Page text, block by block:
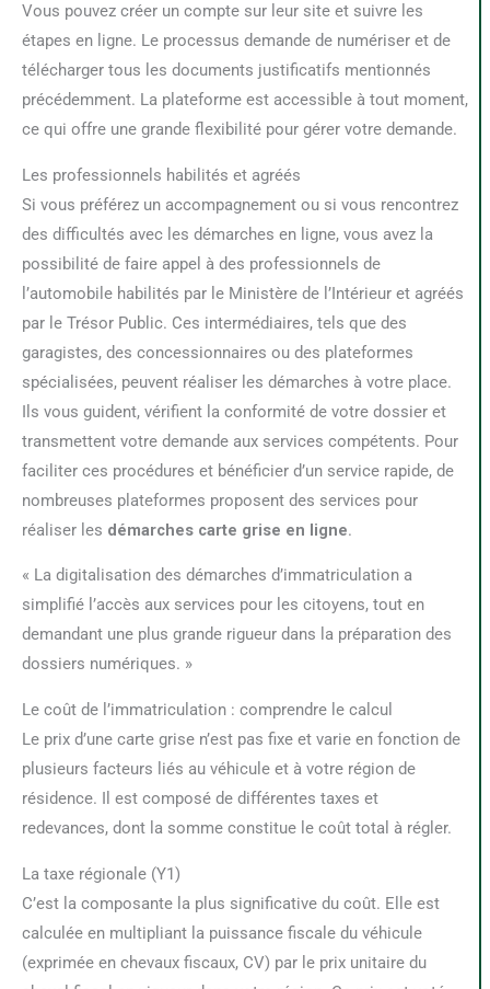
Vous pouvez créer un compte sur leur site et suivre les
étapes en ligne. Le processus demande de numériser et de
télécharger tous les documents justificatifs mentionnés
précédemment. La plateforme est accessible à tout moment,
ce qui offre une grande flexibilité pour gérer votre demande.
Les professionnels habilités et agréés
Si vous préférez un accompagnement ou si vous rencontrez
des difficultés avec les démarches en ligne, vous avez la
possibilité de faire appel à des professionnels de
l’automobile habilités par le Ministère de l’Intérieur et agréés
par le Trésor Public. Ces intermédiaires, tels que des
garagistes, des concessionnaires ou des plateformes
spécialisées, peuvent réaliser les démarches à votre place.
Ils vous guident, vérifient la conformité de votre dossier et
transmettent votre demande aux services compétents. Pour
faciliter ces procédures et bénéficier d’un service rapide, de
nombreuses plateformes proposent des services pour
réaliser les démarches carte grise en ligne.
« La digitalisation des démarches d’immatriculation a
simplifié l’accès aux services pour les citoyens, tout en
demandant une plus grande rigueur dans la préparation des
dossiers numériques. »
Le coût de l’immatriculation : comprendre le calcul
Le prix d’une carte grise n’est pas fixe et varie en fonction de
plusieurs facteurs liés au véhicule et à votre région de
résidence. Il est composé de différentes taxes et
redevances, dont la somme constitue le coût total à régler.
La taxe régionale (Y1)
C’est la composante la plus significative du coût. Elle est
calculée en multipliant la puissance fiscale du véhicule
(exprimée en chevaux fiscaux, CV) par le prix unitaire du